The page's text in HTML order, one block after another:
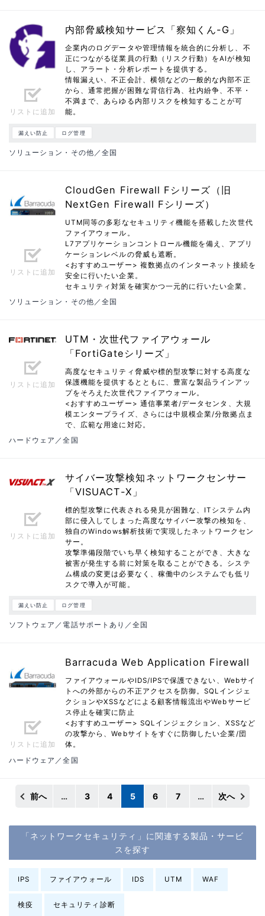
リストに追加
内部脅威検知サービス「察知くん-G」
企業内のログデータや管理情報を統合的に分析し、不
正につながる従業員の行動（リスク行動）をAIが検知
し、アラート・分析レポートを提供する。
情報漏えい、不正会計、横領などの一般的な内部不正
から、通常把握が困難な背信行為、社内紛争、不平・
不満まで、あらゆる内部リスクを検知することが可
能。
漏えい防止 ログ管理
ソリューション・その他／全国
リストに追加
CloudGen Firewall Fシリーズ（旧
NextGen Firewall Fシリーズ）
UTM同等の多彩なセキュリティ機能を搭載した次世代
ファイアウォール。
L7アプリケーションコントロール機能を備え、アプリ
ケーションレベルの脅威も遮断。
<おすすめユーザー> 複数拠点のインターネット接続を
安全に行いたい企業。
セキュリティ対策を確実かつ一元的に行いたい企業。
ソリューション・その他／全国
リストに追加
UTM・次世代ファイアウォール
「FortiGateシリーズ」
高度なセキュリティ脅威や標的型攻撃に対する高度な
保護機能を提供するとともに、豊富な製品ラインアッ
プをそろえた次世代ファイアウォール。
<おすすめユーザー> 通信事業者/データセンタ、大規
模エンタープライズ、さらには中規模企業/分散拠点ま
で、広範な用途に対応。
ハードウェア／全国
リストに追加
サイバー攻撃検知ネットワークセンサー
「VISUACT-X」
標的型攻撃に代表される発見が困難な、ITシステム内
部に侵入してしまった高度なサイバー攻撃の検知を、
独自のWindows解析技術で実現したネットワークセン
サー。
攻撃準備段階でいち早く検知することができ、大きな
被害が発生する前に対策を取ることができる。システ
ム構成の変更は必要なく、稼働中のシステムでも低リ
スクで導入が可能。
漏えい防止 ログ管理
ソフトウェア／電話サポートあり／全国
リストに追加
Barracuda Web Application Firewall
ファイアウォールやIDS/IPSで保護できない、Webサイ
トへの外部からの不正アクセスを防御。SQLインジェ
クションやXSSなどによる顧客情報流出やWebサービ
ス停止を確実に防止
<おすすめユーザー> SQLインジェクション、XSSなど
の攻撃から、Webサイトをすぐに防御したい企業/団
体。
ハードウェア／全国
前へ … 3 4 5 6 7 … 次へ
「ネットワークセキュリティ」に関連する製品・サービ
スを探す
IPS ファイアウォール IDS UTM WAF
検疫 セキュリティ診断